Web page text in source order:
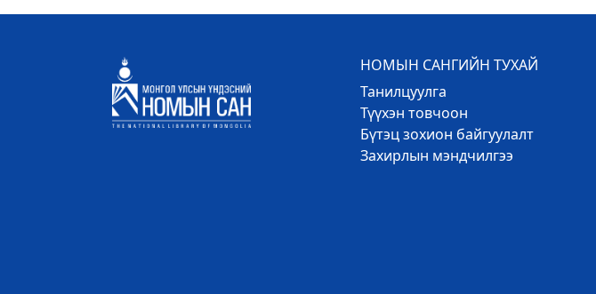
НОМЫН САНГИЙН ТУХАЙ
Танилцуулга
Түүхэн товчоон
Бүтэц зохион байгуулалт
Захирлын мэндчилгээ